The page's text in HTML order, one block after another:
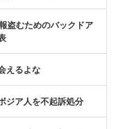
盗むためのバックドア
えるよな
ジア人を不起訴処分